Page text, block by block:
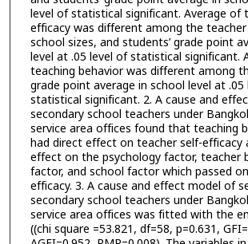
level of statistical significant. Average of
efficacy was different among the teacher
school sizes, and students’ grade point
level at .05 level of statistical significant.
teaching behavior was different among
grade point average in school level at .05
statistical significant. 2. A cause and
secondary school teachers under
service area offices found that teaching
had direct effect on teacher self-efficacy
effect on the psychology factor, teacher
factor, and school factor which passed
efficacy. 3. A cause and effect model of
secondary school teachers under
service area offices was fitted with the
((chi square =53.821, df=58, p=0.631,